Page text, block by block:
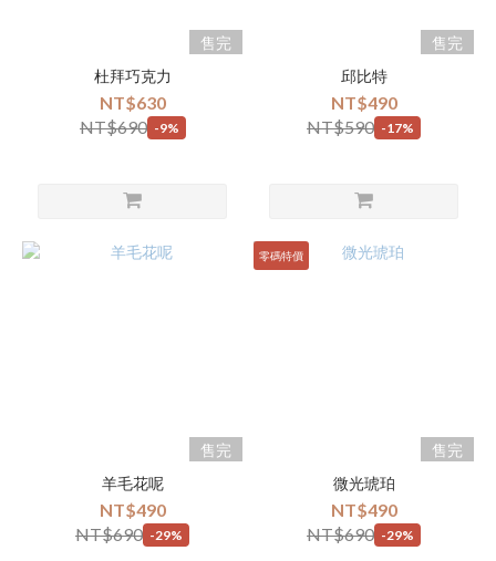
售完
杜拜巧克力
NT$630
NT$690 -9%
售完
邱比特
NT$490
NT$590 -17%
售完
羊毛花呢
NT$490
NT$690 -29%
零碼特價
售完
微光琥珀
NT$490
NT$690 -29%